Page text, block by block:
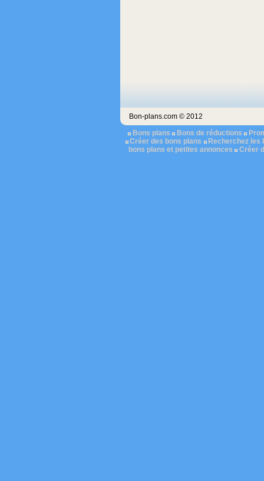
Bon-plans.com © 2012
Bons plans
Bons de réductions
Créer des bons plans
Recherchez les
bons plans et petites annonces
Créer